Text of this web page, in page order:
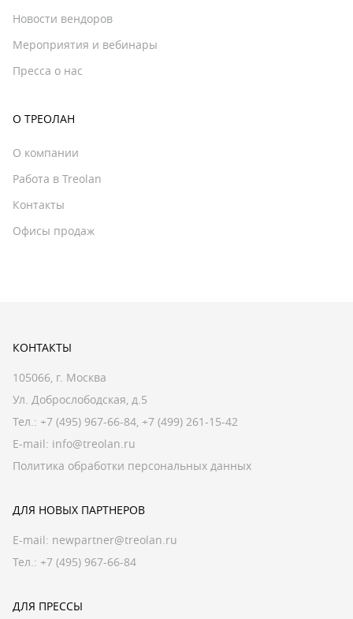
Новости вендоров
Мероприятия и вебинары
Пресса о нас
О ТРЕОЛАН
О компании
Работа в Treolan
Контакты
Офисы продаж
КОНТАКТЫ
105066, г. Москва
Ул. Доброслободская, д.5
Тел.: +7 (495) 967-66-84, +7 (499) 261-15-42
E-mail: info@treolan.ru
Политика обработки персональных данных
ДЛЯ НОВЫХ ПАРТНЕРОВ
E-mail: newpartner@treolan.ru
Тел.: +7 (495) 967-66-84
ДЛЯ ПРЕССЫ